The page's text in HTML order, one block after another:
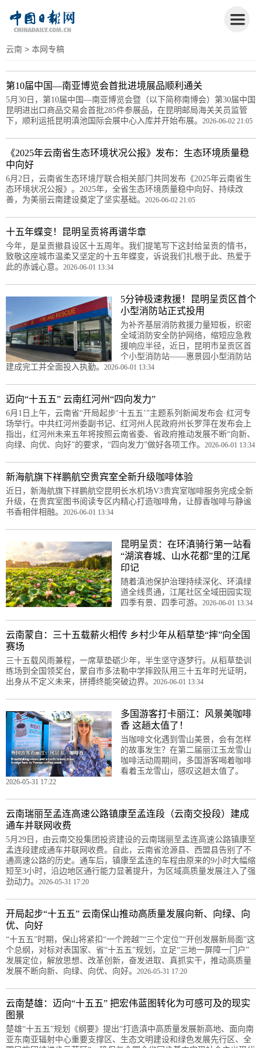
云南 > 本网专稿
第10届中国—南亚博览会首批进境展品顺利通关
5月30日，第10届中国—南亚博览会暨（以下简称南博会）第30届中国
昆明进出口商品交易会首批285件参展品，在昆明邮局海关关员监管
下，顺利运抵昆明滇池国际会展中心入库并开始布展。 2026-06-02 21:05
《2025年云南省生态环境状况公报》发布：生态环境质量稳
中向好
6月2日，云南省生态环境厅联合相关部门共同发布《2025年云南省生
态环境状况公报》。2025年，全省生态环境质量稳中向好、持续改
善，为美丽云南建设奠定了坚实基础。 2026-06-02 21:05
十五年蝶变！昆明呈贡将再谱华章
今年，是呈贡撤县设区十五周年。我们提笔写下这封给呈贡的情书，
致敬这座城市温柔又坚定的十五年蝶变，诉说我们扎根于此、热爱于
此的赤诚心意。 2026-06-01 13:34
5分钟极速救援！昆明呈贡区首个
小型消防站正式投用
为补齐基层消防救援力量短板，织密
全域消防安全防护网络，缩短应急救
援响应半径，近日，昆明市呈贡区首
个小型消防站——惠景园小型消防站
建成完工并全面投入执勤。 2026-06-01 13:34
迈向“十五五” 云南红河州“四向发力”
6月1日上午，云南省“开局起步‘十五五’”主题系列新闻发布会·红河专
场举行。中共红河州委副书记、红河州人民政府州长罗萍在发布会上
指出，红河州未来五年将按照云南省委、省政府推动发展不断“向新、
向绿、向优、向好”的要求，“四向发力”做好各项工作。 2026-06-01 13:34
新海航旗下祥鹏航空贵宾室全新升级咖啡体验
近日，新海航旗下祥鹏航空昆明长水机场V3贵宾室咖啡服务完成全新
升级，在贵宾室图书阅读专区内精心打造咖啡角，让醇香咖啡与静谧
书香相伴相融。 2026-06-01 13:34
昆明呈贡：在环滇骑行第一站看
“湖滨春城、山水花都”里的江尾
印记
随着滇池保护治理持续深化、环滇绿
道全线贯通，江尾社区全域田园实现
四季有景、四季可游。 2026-06-01 13:34
云南蒙自：三十五载薪火相传 乡村少年从稻草垫“摔”向全国
赛场
三十五载风雨兼程，一席草垫砺少年，半生坚守逐梦行。从稻草垫训
练场到全国领奖台，蒙自市多法勒中学摔跤队用三十五年时光证明，
出身从不定义未来，拼搏终能突破边界。 2026-06-01 13:34
多国游客打卡丽江：风景美咖啡
香 这趟太值了！
当咖啡文化遇到雪山美景，会有怎样
的故事发生？在第二届丽江玉龙雪山
咖啡活动周期间，多国游客喝着咖啡
看着玉龙雪山，感叹这趟太值了。
2026-05-31 17:22
云南瑞丽至孟连高速公路镇康至孟连段（云南交投段）建成
通车并联网收费
5月29日，由云南交投集团投资建设的云南瑞丽至孟连高速公路镇康至
孟连段建成通车并联网收费。自此，云南省沧源县、西盟县告别了不
通高速公路的历史。通车后，镇康至孟连的车程由原来的9小时大幅缩
短至3小时，沿边地区通行能力显著提升，为区域高质量发展注入了强
劲动力。 2026-05-31 17:20
开局起步“十五五” 云南保山推动高质量发展向新、向绿、向
优、向好
“十五五”时期，保山将紧扣“一个跨越”“三个定位”“开创发展新局面”这
个总纲，对标对表国家、省“十五五”规划，立足“三地一屏障一门户”
发展定位，解放思想、改革创新，奋发进取、真抓实干，推动高质量
发展不断向新、向绿、向优、向好。 2026-05-31 17:20
云南楚雄：迈向“十五五” 把宏伟蓝图转化为可感可及的现实
图景
楚雄“十五五”规划《纲要》提出“打造滇中高质量发展新高地、面向南
亚东南亚辐射中心重要支撑区、生态文明建设和绿色发展先行区、全